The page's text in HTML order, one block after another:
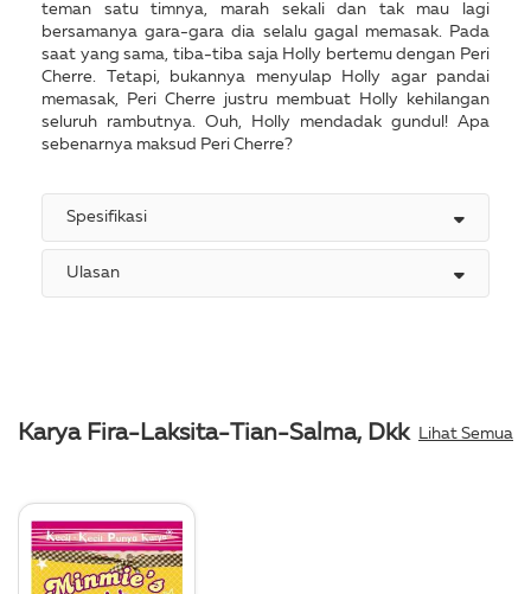
teman satu timnya, marah sekali dan tak mau lagi
bersamanya gara-gara dia selalu gagal memasak. Pada
saat yang sama, tiba-tiba saja Holly bertemu dengan Peri
Cherre. Tetapi, bukannya menyulap Holly agar pandai
memasak, Peri Cherre justru membuat Holly kehilangan
seluruh rambutnya. Ouh, Holly mendadak gundul! Apa
sebenarnya maksud Peri Cherre?
Spesifikasi
Ulasan
Karya Fira-Laksita-Tian-Salma, Dkk Lihat Semua